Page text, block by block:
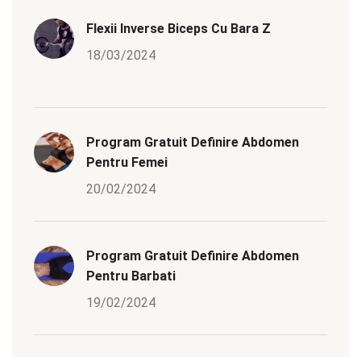
Flexii Inverse Biceps Cu Bara Z
18/03/2024
Program Gratuit Definire Abdomen
Pentru Femei
20/02/2024
Program Gratuit Definire Abdomen
Pentru Barbati
19/02/2024